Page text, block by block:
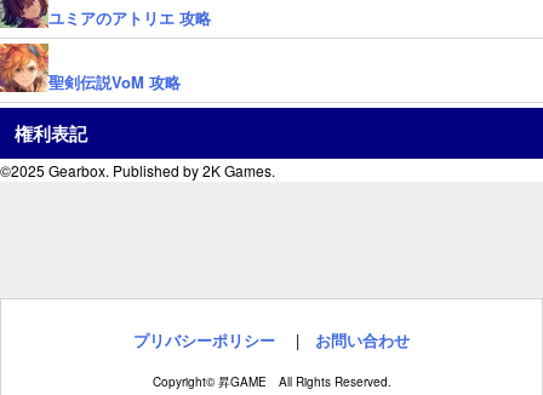
ユミアのアトリエ 攻略
聖剣伝説VoM 攻略
権利表記
©2025 Gearbox. Published by 2K Games.
プリバシーポリシー | お問い合わせ
Copyright© 昇GAME All Rights Reserved.